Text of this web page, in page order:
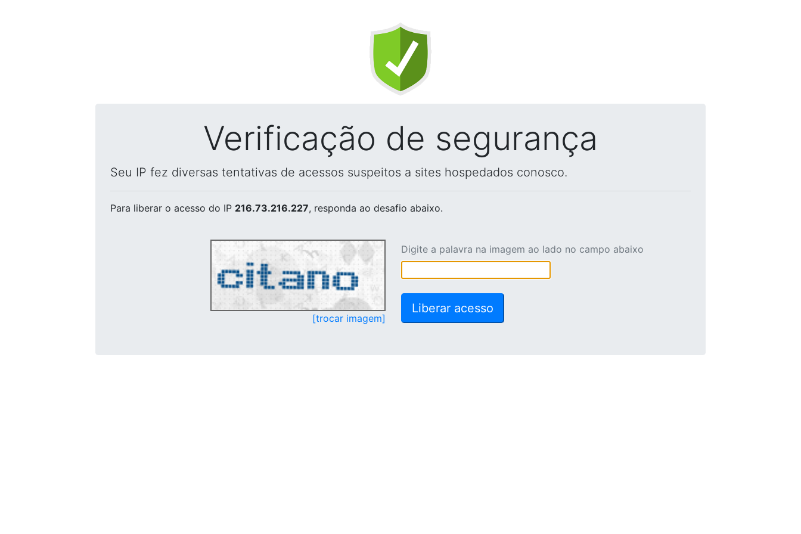
Verificação de segurança
Seu IP fez diversas tentativas de acessos suspeitos a sites hospedados conosco.
Para liberar o acesso do IP 216.73.216.227, responda ao desafio abaixo.
[trocar imagem]
Digite a palavra na imagem ao lado no campo abaixo